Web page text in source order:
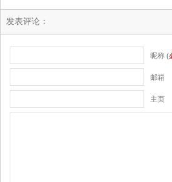
发表评论：
昵称 (
邮箱
主页